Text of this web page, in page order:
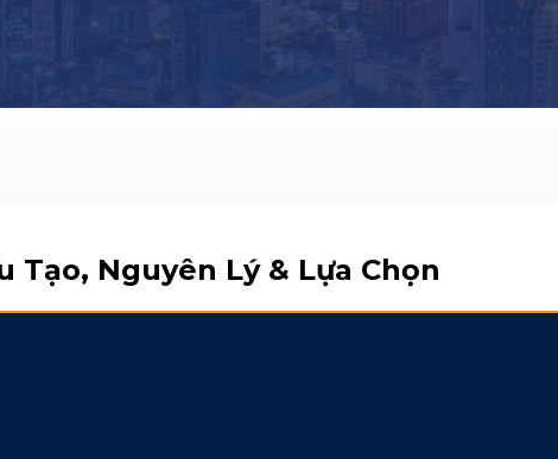
Tạo, Nguyên Lý & Lựa Chọn